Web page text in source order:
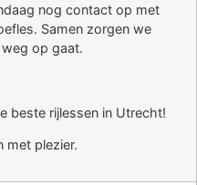
nog contact op met
Samen zorgen we
op gaat.
beste rijlessen in Utrecht!
met plezier.